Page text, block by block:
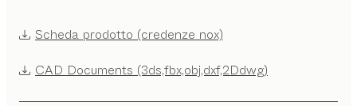
Scheda prodotto (credenze nox)
CAD Documents (3ds,fbx,obj,dxf,2Ddwg)